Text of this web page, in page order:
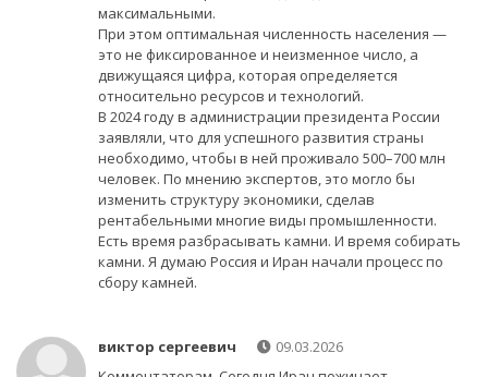
максимальными.
При этом оптимальная численность населения —
это не фиксированное и неизменное число, а
движущаяся цифра, которая определяется
относительно ресурсов и технологий.
В 2024 году в администрации президента России
заявляли, что для успешного развития страны
необходимо, чтобы в ней проживало 500–700 млн
человек. По мнению экспертов, это могло бы
изменить структуру экономики, сделав
рентабельными многие виды промышленности.
Есть время разбрасывать камни. И время собирать
камни. Я думаю Россия и Иран начали процесс по
сбору камней.
виктор сергеевич
09.03.2026